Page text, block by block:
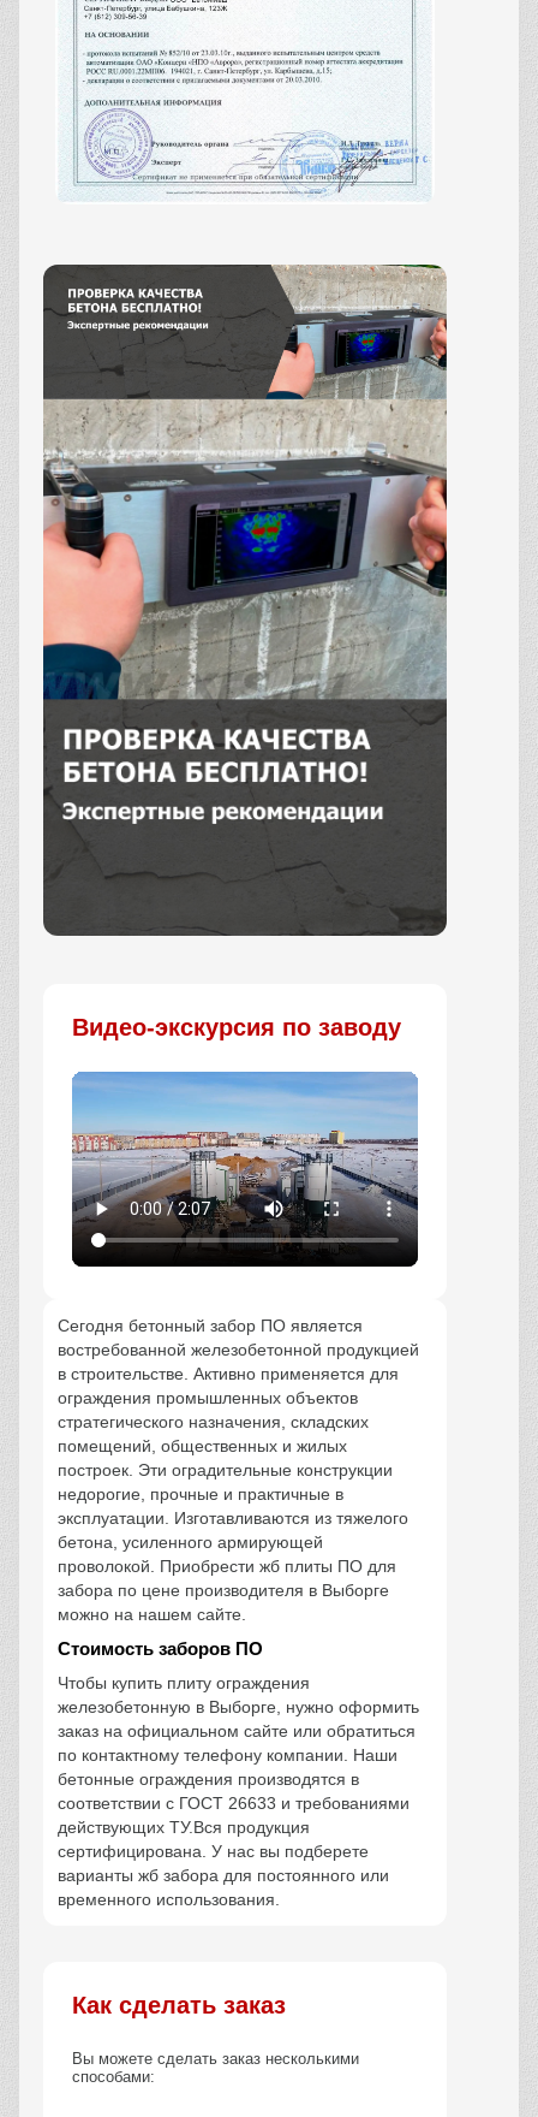
Видео-экскурсия по заводу
Сегодня бетонный забор ПО является
востребованной железобетонной продукцией
в строительстве. Активно применяется для
ограждения промышленных объектов
стратегического назначения, складских
помещений, общественных и жилых
построек. Эти оградительные конструкции
недорогие, прочные и практичные в
эксплуатации. Изготавливаются из тяжелого
бетона, усиленного армирующей
проволокой. Приобрести жб плиты ПО для
забора по цене производителя в Выборге
можно на нашем сайте.
Стоимость заборов ПО
Чтобы купить плиту ограждения
железобетонную в Выборге, нужно оформить
заказ на официальном сайте или обратиться
по контактному телефону компании. Наши
бетонные ограждения производятся в
соответствии с ГОСТ 26633 и требованиями
действующих ТУ.Вся продукция
сертифицирована. У нас вы подберете
варианты жб забора для постоянного или
временного использования.
Как сделать заказ
Вы можете сделать заказ несколькими
способами: